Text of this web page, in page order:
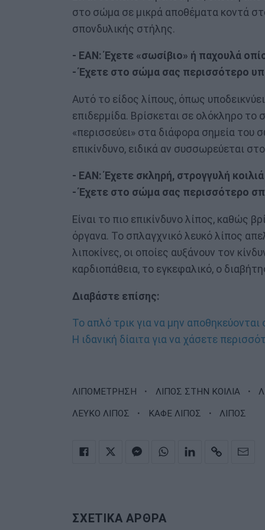
στο σώμα σε μικρά αποθέματα κοντά
σπονδυλικής στήλης.
- ΕΑΝ: Έχετε «σωσίβιο» ή παχουλά
- Έχετε στο σώμα σας περισσότερο
Αυτό το είδος λίπους, όπως
επιδερμίδα. Βρίσκεται σε ολόκληρο
«περισσεύει» στα διάφορα σημεία του
επικίνδυνο, ειδικά αν συσσωρεύεται
- ΕΑΝ: Έχετε σκληρή, στρογγυλή κοιλιά
- Έχετε στο σώμα σας περισσότερο
Είναι το πιο επικίνδυνο λίπος, καθώς
όργανα. Το σπλαγχνικό λευκό λίπος
λιποκίνες, οι οποίες αυξάνουν τον
καρδιοπάθεια, το εγκεφαλικό, ο
Διαβάστε επίσης:
Το απλό τρικ για να μην
Η ιδανική δίαιτα για να χάσετε
ΛΙΠΟΜΕΤΡΗΣΗ · ΛΙΠΟΣ ΣΤΗΝ ΚΟΙΛΙΑ ·
ΛΕΥΚΟ ΛΙΠΟΣ · ΚΑΦΕ ΛΙΠΟΣ · ΛΙΠΟΣ
ΣΧΕΤΙΚΑ ΑΡΘΡΑ